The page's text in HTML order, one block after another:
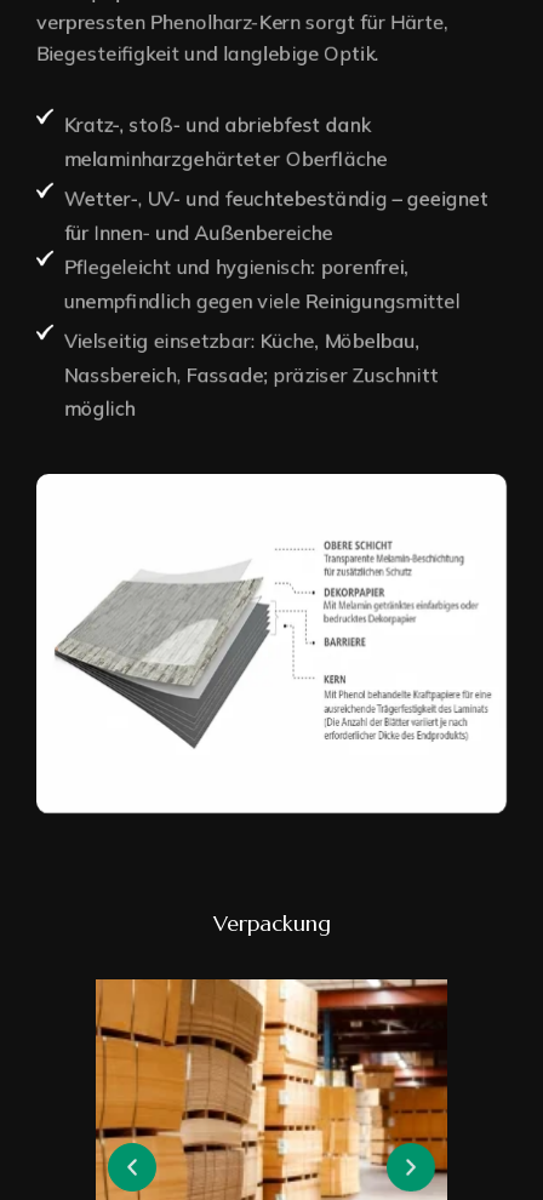
verpressten Phenolharz-Kern sorgt für Härte,
Biegesteifigkeit und langlebige Optik.
Kratz-, stoß- und abriebfest dank
melaminharzgehärteter Oberfläche
Wetter-, UV- und feuchtebeständig – geeignet
für Innen- und Außenbereiche
Pflegeleicht und hygienisch: porenfrei,
unempfindlich gegen viele Reinigungsmittel
Vielseitig einsetzbar: Küche, Möbelbau,
Nassbereich, Fassade; präziser Zuschnitt
möglich
Verpackung